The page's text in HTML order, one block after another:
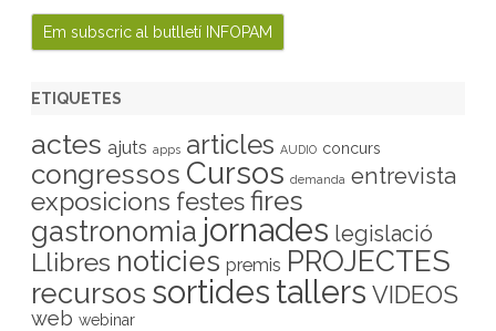
ETIQUETES
actes ajuts apps articles AUDIO concurs
congressos Cursos demanda entrevista
exposicions festesfires
gastronomia jornades legislació
Llibres noticies premis PROJECTES
recursos sortides tallers VIDEOS
web webinar